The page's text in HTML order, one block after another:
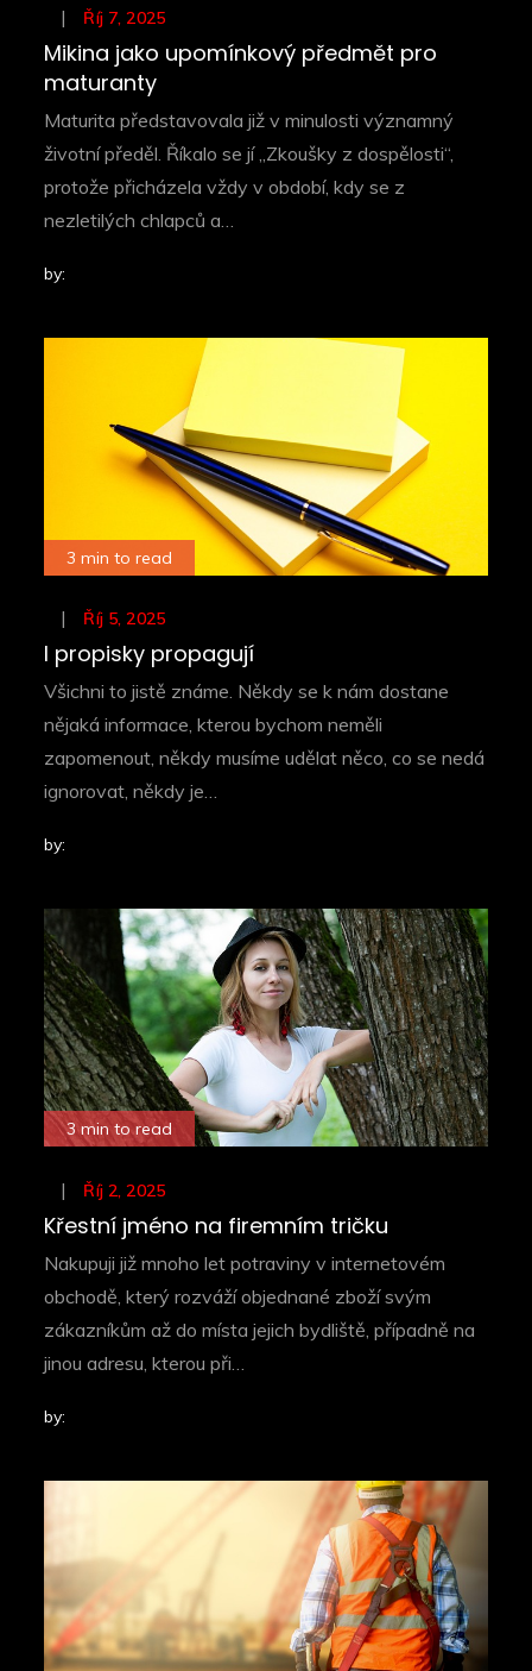
Posted
on
Říj 7, 2025
Mikina jako upomínkový předmět pro
maturanty
Maturita představovala již v minulosti významný
životní předěl. Říkalo se jí „Zkoušky z dospělosti“,
protože přicházela vždy v období, kdy se z
nezletilých chlapců a…
by:
3 min to read
Posted
on
Říj 5, 2025
I propisky propagují
Všichni to jistě známe. Někdy se k nám dostane
nějaká informace, kterou bychom neměli
zapomenout, někdy musíme udělat něco, co se nedá
ignorovat, někdy je…
by:
3 min to read
Posted
on
Říj 2, 2025
Křestní jméno na firemním tričku
Nakupuji již mnoho let potraviny v internetovém
obchodě, který rozváží objednané zboží svým
zákazníkům až do místa jejich bydliště, případně na
jinou adresu, kterou při…
by: